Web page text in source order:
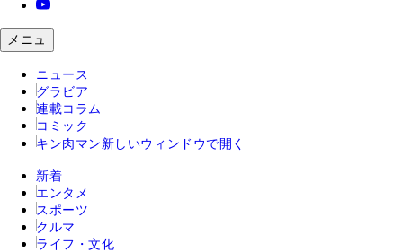
メニュ
ニュース
グラビア
連載コラム
コミック
キン肉マン 新しいウィンドウで開く
新着
エンタメ
スポーツ
クルマ
ライフ・文化